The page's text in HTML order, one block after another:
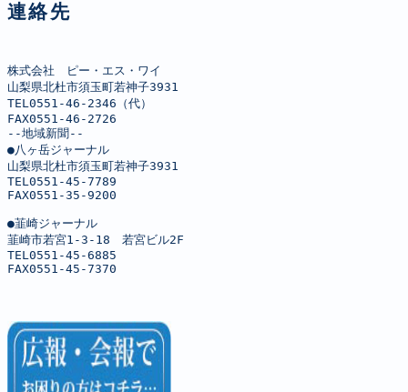
連絡先
株式会社　ピー・エス・ワイ
山梨県北杜市須玉町若神子3931
TEL0551-46-2346（代）
FAX0551-46-2726
--地域新聞--
●八ヶ岳ジャーナル
山梨県北杜市須玉町若神子3931
TEL0551-45-7789
FAX0551-35-9200
●韮崎ジャーナル
韮崎市若宮1-3-18　若宮ビル2F
TEL0551-45-6885
FAX0551-45-7370